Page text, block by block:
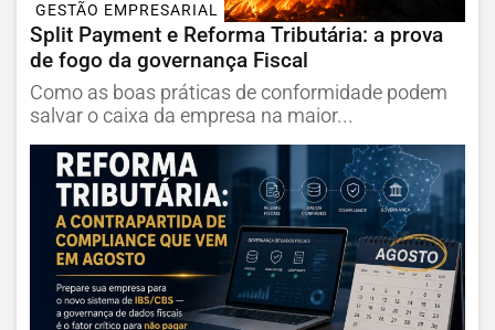
GESTÃO EMPRESARIAL
Split Payment e Reforma Tributária: a prova
de fogo da governança Fiscal
Como as boas práticas de conformidade podem
salvar o caixa da empresa na maior...